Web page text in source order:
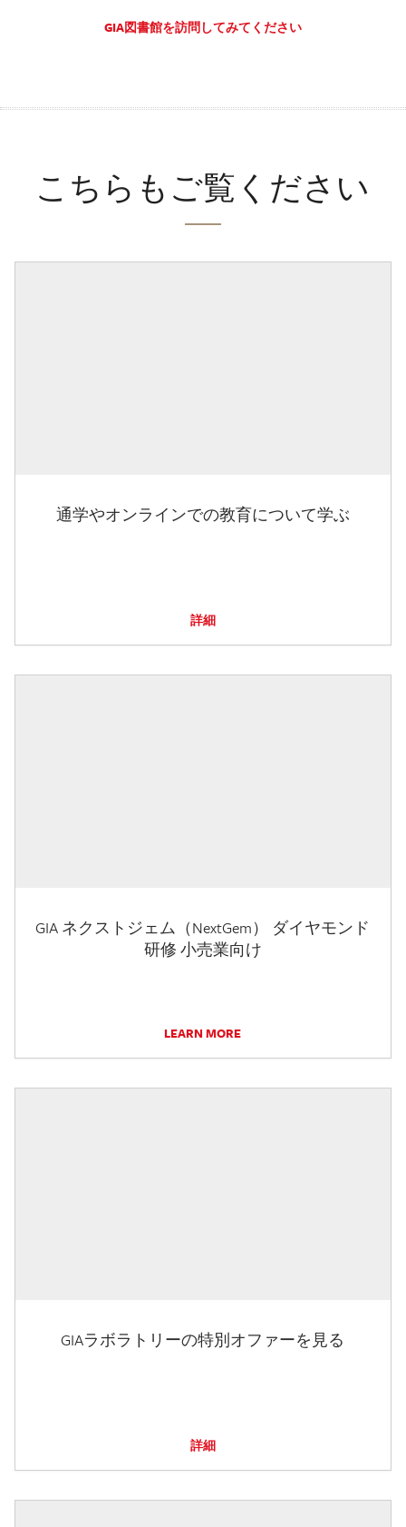
GIA図書館を訪問してみてください
こちらもご覧ください
通学やオンラインでの教育について学ぶ
詳細
GIA ネクストジェム（NextGem） ダイヤモンド
研修 小売業向け
LEARN MORE
GIAラボラトリーの特別オファーを見る
詳細